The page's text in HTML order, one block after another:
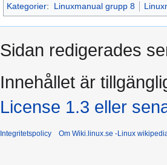
Kategorier: Linuxmanual grupp 8
Sidan redigerades
Innehållet är
License 1.3 eller
Integritetspolicy Om Wiki.linux.se -Linux